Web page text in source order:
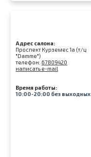
Адрес салона:
Проспект Курземес 1а (т/ц
"Damme")
телефон: 67809420
написать e-mail
Время работы:
10:00-20:00 без выходных